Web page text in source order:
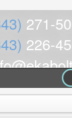
271-
226-